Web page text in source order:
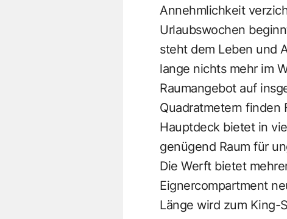
Annehmlichkeit
Urlaubswochen
steht dem Leben und
lange nichts mehr im
Raumangebot auf
Quadratmetern finden
Hauptdeck bietet in
genügend Raum für
Die Werft bietet
Eignercompartment
Länge wird zum King-